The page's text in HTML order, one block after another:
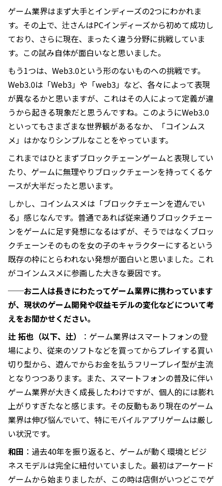
ゲーム業界はまず大手とインディーズの2つにわかれま
す。その上で、辻さんはPCインディーズから初めて成功し
ており、さらに現在、まったく違う分野に挑戦していま
す。この試み自体が面白いなと思いました。
もう1つは、Web3.0という形のないものへの挑戦です。
Web3.0は「Web3」や「web3」など、各々によって表現
が異なるかと思いますが、これはその人によって定義が違
うから起きる現象だと思うんですね。このようにWeb3.0
といってもさまざまな世界観があるなか、「コインムス
メ」はかなりシンプルなことをやっています。
これまではひとまずブロックチェーンゲームと表現してい
たり、ゲームに無理やりブロックチェーンを持ってくるケ
ースが大半だったと思います。
しかし、コインムスメは「ブロックチェーンを遊んでい
る」感じなんです。普通であれば従来通りブロックチェー
ンをゲームに足す発想になるはずが、そうではなくブロッ
クチェーンそのものを女の子のキャラクターにするという
既存の枠にとらわれない発想が面白いと思いました。これ
がコインムスメに参画した大きな要因です。
──お二人は長きにわたってゲーム業界に携わっています
が、現状のゲーム開発や収益モデルの変化などについて考
えをお聞かせください。
辻 拓也（以下、辻）
：ゲーム業界はスマートフォンの登
場により、従来のソフトなどを買ってからプレイする買い
切り型から、遊んでからお金を払うフリープレイ型が主流
となりつつあります。また、スマートフォンの普及に伴い
ゲーム業界が大きく成長したわけですが、個人的には膨れ
上がりすぎたなと感じます。その反動もあり現在のゲーム
業界は伸び悩んでいて、特にモバイルアプリゲームは厳し
い状況です。
和田 ：過去40年を振り返ると、ゲームが動く環境とビジ
ネスモデルは完全に紐付いていました。最初はアーケード
ゲームから始まりましたが、この時は店側がいつどこでゲ